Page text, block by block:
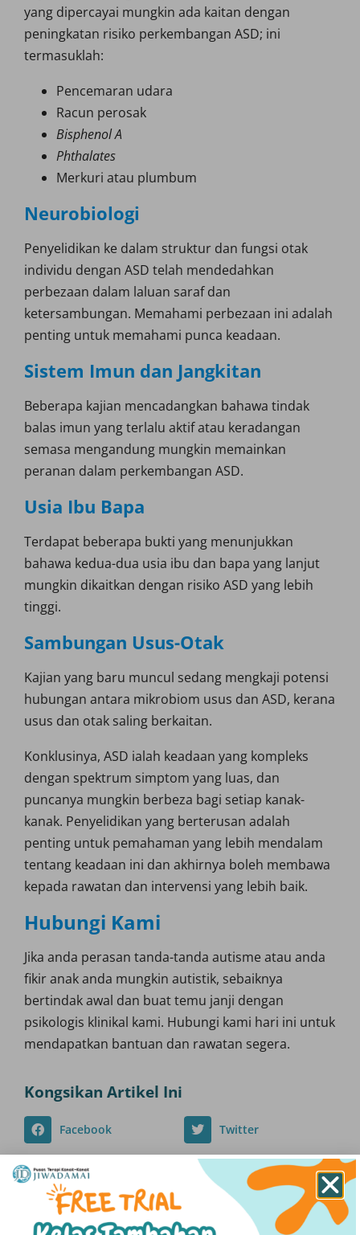
yang dipercayai mungkin ada kaitan dengan
peningkatan risiko perkembangan ASD; ini
termasuklah:
Pencemaran udara
Racun perosak
Bisphenol A
Phthalates
Merkuri atau plumbum
Neurobiologi
Penyelidikan ke dalam struktur dan fungsi otak
individu dengan ASD telah mendedahkan
perbezaan dalam laluan saraf dan
ketersambungan. Memahami perbezaan ini adalah
penting untuk memahami punca keadaan.
Sistem Imun dan Jangkitan
Beberapa kajian mencadangkan bahawa tindak
balas imun yang terlalu aktif atau keradangan
semasa mengandung mungkin memainkan
peranan dalam perkembangan ASD.
Usia Ibu Bapa
Terdapat beberapa bukti yang menunjukkan
bahawa kedua-dua usia ibu dan bapa yang lanjut
mungkin dikaitkan dengan risiko ASD yang lebih
tinggi.
Sambungan Usus-Otak
Kajian yang baru muncul sedang mengkaji potensi
hubungan antara mikrobiom usus dan ASD, kerana
usus dan otak saling berkaitan.
Konklusinya, ASD ialah keadaan yang kompleks
dengan spektrum simptom yang luas, dan
puncanya mungkin berbeza bagi setiap kanak-
kanak. Penyelidikan yang berterusan adalah
penting untuk pemahaman yang lebih mendalam
tentang keadaan ini dan akhirnya boleh membawa
kepada rawatan dan intervensi yang lebih baik.
Hubungi Kami
Jika anda perasan tanda-tanda autisme atau anda
fikir anak anda mungkin autistik, sebaiknya
bertindak awal dan buat temu janji dengan
psikologis klinikal kami. Hubungi kami hari ini untuk
mendapatkan bantuan dan rawatan segera.
Kongsikan Artikel Ini
Facebook Twitter
WhatsApp
SEBELUM SETERUSNYA